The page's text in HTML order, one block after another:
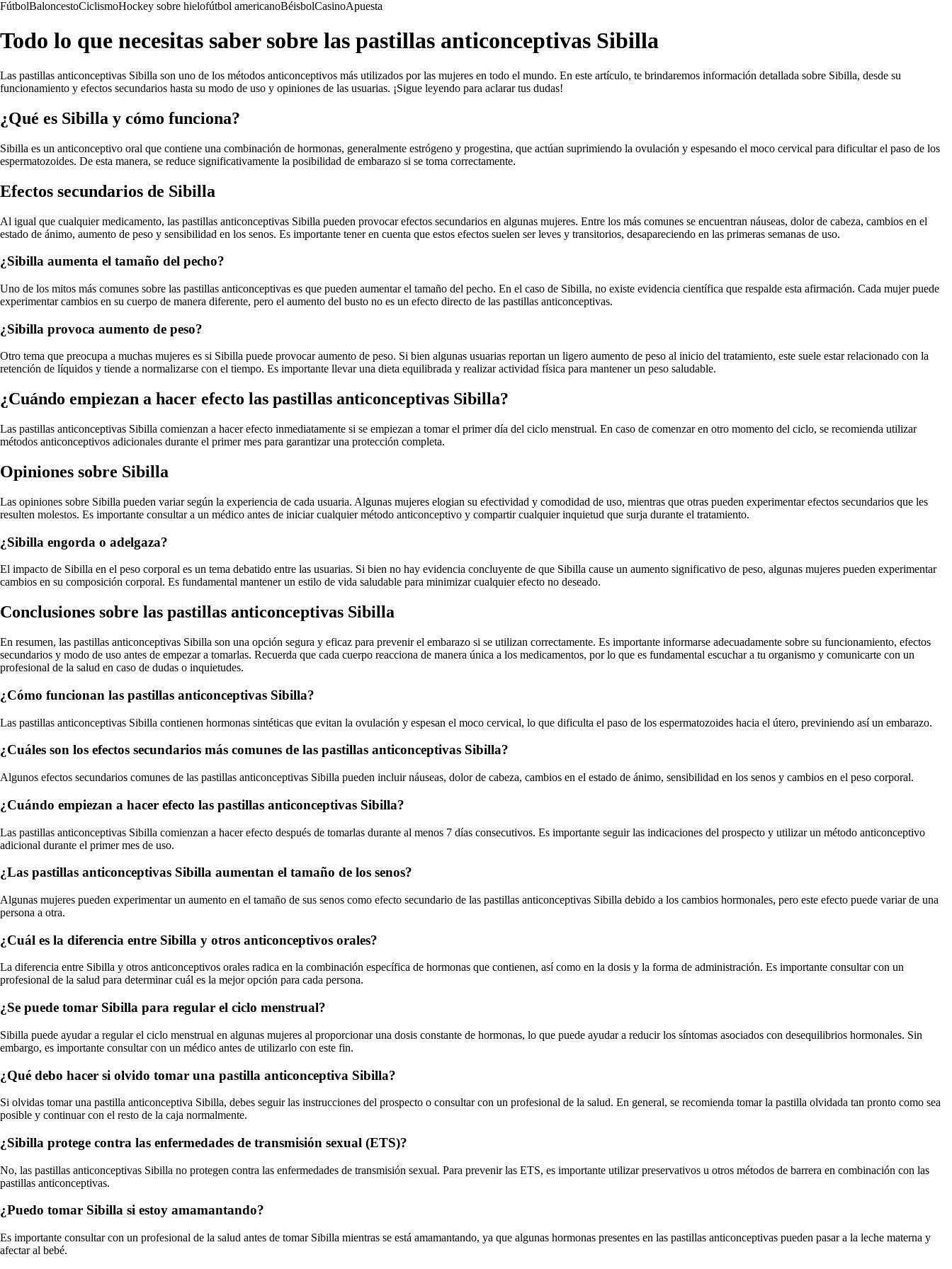
FútbolBaloncestoCiclismoHockey sobre hielofútbol americanoBéisbolCasinoApuesta
Todo lo que necesitas saber sobre las pastillas anticonceptivas Sibilla
Las pastillas anticonceptivas Sibilla son uno de los métodos anticonceptivos más utilizados por las mujeres en todo el mundo. En este artículo, te brindaremos información detallada sobre Sibilla, desde su
funcionamiento y efectos secundarios hasta su modo de uso y opiniones de las usuarias. ¡Sigue leyendo para aclarar tus dudas!
¿Qué es Sibilla y cómo funciona?
Sibilla es un anticonceptivo oral que contiene una combinación de hormonas, generalmente estrógeno y progestina, que actúan suprimiendo la ovulación y espesando el moco cervical para dificultar el paso de los
espermatozoides. De esta manera, se reduce significativamente la posibilidad de embarazo si se toma correctamente.
Efectos secundarios de Sibilla
Al igual que cualquier medicamento, las pastillas anticonceptivas Sibilla pueden provocar efectos secundarios en algunas mujeres. Entre los más comunes se encuentran náuseas, dolor de cabeza, cambios en el
estado de ánimo, aumento de peso y sensibilidad en los senos. Es importante tener en cuenta que estos efectos suelen ser leves y transitorios, desapareciendo en las primeras semanas de uso.
¿Sibilla aumenta el tamaño del pecho?
Uno de los mitos más comunes sobre las pastillas anticonceptivas es que pueden aumentar el tamaño del pecho. En el caso de Sibilla, no existe evidencia científica que respalde esta afirmación. Cada mujer puede
experimentar cambios en su cuerpo de manera diferente, pero el aumento del busto no es un efecto directo de las pastillas anticonceptivas.
¿Sibilla provoca aumento de peso?
Otro tema que preocupa a muchas mujeres es si Sibilla puede provocar aumento de peso. Si bien algunas usuarias reportan un ligero aumento de peso al inicio del tratamiento, este suele estar relacionado con la
retención de líquidos y tiende a normalizarse con el tiempo. Es importante llevar una dieta equilibrada y realizar actividad física para mantener un peso saludable.
¿Cuándo empiezan a hacer efecto las pastillas anticonceptivas Sibilla?
Las pastillas anticonceptivas Sibilla comienzan a hacer efecto inmediatamente si se empiezan a tomar el primer día del ciclo menstrual. En caso de comenzar en otro momento del ciclo, se recomienda utilizar
métodos anticonceptivos adicionales durante el primer mes para garantizar una protección completa.
Opiniones sobre Sibilla
Las opiniones sobre Sibilla pueden variar según la experiencia de cada usuaria. Algunas mujeres elogian su efectividad y comodidad de uso, mientras que otras pueden experimentar efectos secundarios que les
resulten molestos. Es importante consultar a un médico antes de iniciar cualquier método anticonceptivo y compartir cualquier inquietud que surja durante el tratamiento.
¿Sibilla engorda o adelgaza?
El impacto de Sibilla en el peso corporal es un tema debatido entre las usuarias. Si bien no hay evidencia concluyente de que Sibilla cause un aumento significativo de peso, algunas mujeres pueden experimentar
cambios en su composición corporal. Es fundamental mantener un estilo de vida saludable para minimizar cualquier efecto no deseado.
Conclusiones sobre las pastillas anticonceptivas Sibilla
En resumen, las pastillas anticonceptivas Sibilla son una opción segura y eficaz para prevenir el embarazo si se utilizan correctamente. Es importante informarse adecuadamente sobre su funcionamiento, efectos
secundarios y modo de uso antes de empezar a tomarlas. Recuerda que cada cuerpo reacciona de manera única a los medicamentos, por lo que es fundamental escuchar a tu organismo y comunicarte con un
profesional de la salud en caso de dudas o inquietudes.
¿Cómo funcionan las pastillas anticonceptivas Sibilla?
Las pastillas anticonceptivas Sibilla contienen hormonas sintéticas que evitan la ovulación y espesan el moco cervical, lo que dificulta el paso de los espermatozoides hacia el útero, previniendo así un embarazo.
¿Cuáles son los efectos secundarios más comunes de las pastillas anticonceptivas Sibilla?
Algunos efectos secundarios comunes de las pastillas anticonceptivas Sibilla pueden incluir náuseas, dolor de cabeza, cambios en el estado de ánimo, sensibilidad en los senos y cambios en el peso corporal.
¿Cuándo empiezan a hacer efecto las pastillas anticonceptivas Sibilla?
Las pastillas anticonceptivas Sibilla comienzan a hacer efecto después de tomarlas durante al menos 7 días consecutivos. Es importante seguir las indicaciones del prospecto y utilizar un método anticonceptivo
adicional durante el primer mes de uso.
¿Las pastillas anticonceptivas Sibilla aumentan el tamaño de los senos?
Algunas mujeres pueden experimentar un aumento en el tamaño de sus senos como efecto secundario de las pastillas anticonceptivas Sibilla debido a los cambios hormonales, pero este efecto puede variar de una
persona a otra.
¿Cuál es la diferencia entre Sibilla y otros anticonceptivos orales?
La diferencia entre Sibilla y otros anticonceptivos orales radica en la combinación específica de hormonas que contienen, así como en la dosis y la forma de administración. Es importante consultar con un
profesional de la salud para determinar cuál es la mejor opción para cada persona.
¿Se puede tomar Sibilla para regular el ciclo menstrual?
Sibilla puede ayudar a regular el ciclo menstrual en algunas mujeres al proporcionar una dosis constante de hormonas, lo que puede ayudar a reducir los síntomas asociados con desequilibrios hormonales. Sin
embargo, es importante consultar con un médico antes de utilizarlo con este fin.
¿Qué debo hacer si olvido tomar una pastilla anticonceptiva Sibilla?
Si olvidas tomar una pastilla anticonceptiva Sibilla, debes seguir las instrucciones del prospecto o consultar con un profesional de la salud. En general, se recomienda tomar la pastilla olvidada tan pronto como sea
posible y continuar con el resto de la caja normalmente.
¿Sibilla protege contra las enfermedades de transmisión sexual (ETS)?
No, las pastillas anticonceptivas Sibilla no protegen contra las enfermedades de transmisión sexual. Para prevenir las ETS, es importante utilizar preservativos u otros métodos de barrera en combinación con las
pastillas anticonceptivas.
¿Puedo tomar Sibilla si estoy amamantando?
Es importante consultar con un profesional de la salud antes de tomar Sibilla mientras se está amamantando, ya que algunas hormonas presentes en las pastillas anticonceptivas pueden pasar a la leche materna y
afectar al bebé.